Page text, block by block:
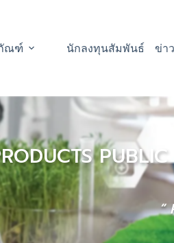
ณฑ์ นักลงทุนสัมพันธ์ ข่า
“